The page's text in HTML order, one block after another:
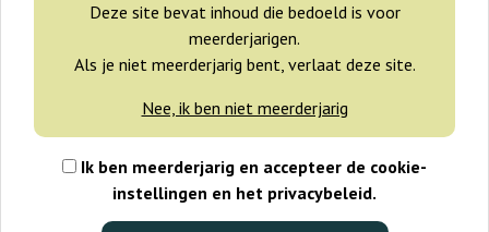
Deze site bevat inhoud die bedoeld is voor
meerderjarigen.
Als je niet meerderjarig bent, verlaat deze site.
Nee, ik ben niet meerderjarig
Ik ben meerderjarig en accepteer de cookie-
instellingen en het privacybeleid.